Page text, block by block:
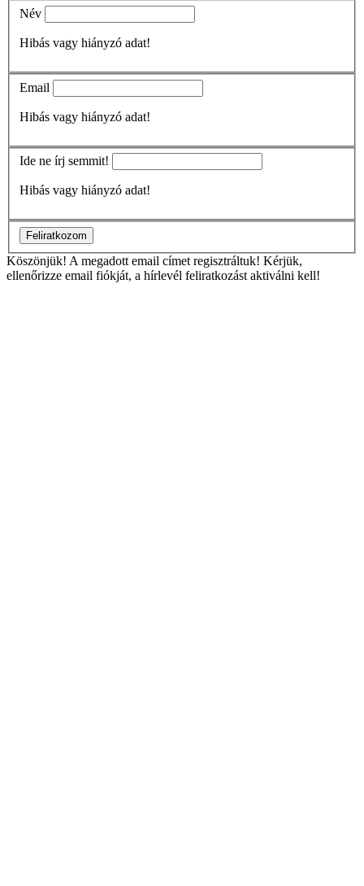
Név
Hibás vagy hiányzó adat!
Email
Hibás vagy hiányzó adat!
Ide ne írj semmit!
Hibás vagy hiányzó adat!
Feliratkozom
Köszönjük! A megadott email címet regisztráltuk! Kérjük,
ellenőrizze email fiókját, a hírlevél feliratkozást aktiválni kell!